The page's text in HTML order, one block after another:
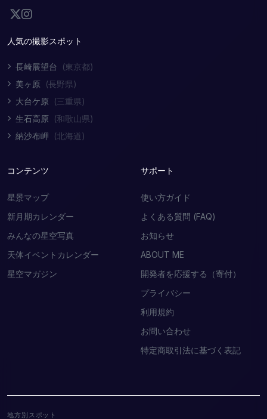
人気の撮影スポット
長崎展望台
(東京都)
美ヶ原 (長野県)
大台ケ原 (三重県)
生石高原 (和歌山県)
納沙布岬
(北海道)
コンテンツ
星景マップ
新月期カレンダー
みんなの星空写真
天体イベントカレンダー
星空マガジン
サポート
使い方ガイド
よくある質問 (FAQ)
お知らせ
ABOUT ME
開発者を応援する（寄付）
プライバシー
利用規約
お問い合わせ
特定商取引法に基づく表記
地方別スポット